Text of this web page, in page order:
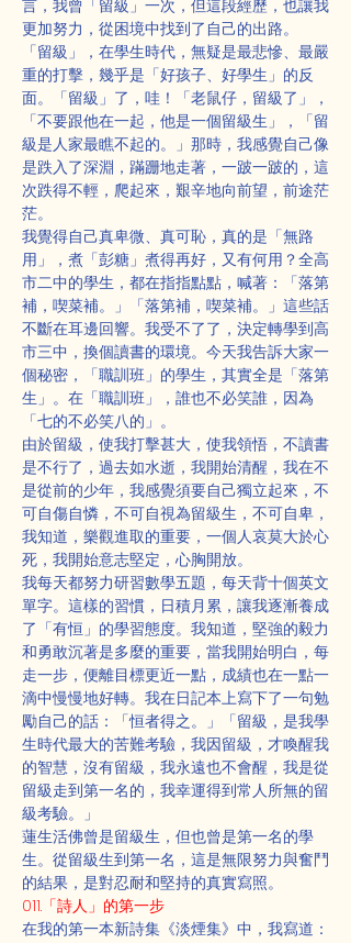
言，我曾「留級」一次，但這段經歷，也讓我
更加努力，從困境中找到了自己的出路。
「留級」，在學生時代，無疑是最悲慘、最嚴
重的打擊，幾乎是「好孩子、好學生」的反
面。「留級」了，哇！「老鼠仔，留級了」，
「不要跟他在一起，他是一個留級生」，「留
級是人家最瞧不起的。」那時，我感覺自己像
是跌入了深淵，蹣跚地走著，一跛一跛的，這
次跌得不輕，爬起來，艱辛地向前望，前途茫
茫。
我覺得自己真卑微、真可恥，真的是「無路
用」，煮「彭糖」煮得再好，又有何用？全高
市二中的學生，都在指指點點，喊著：「落第
補，喫菜補。」「落第補，喫菜補。」這些話
不斷在耳邊回響。我受不了了，決定轉學到高
市三中，換個讀書的環境。今天我告訴大家一
個秘密，「職訓班」的學生，其實全是「落第
生」。在「職訓班」，誰也不必笑誰，因為
「七的不必笑八的」。
由於留級，使我打擊甚大，使我領悟，不讀書
是不行了，過去如水逝，我開始清醒，我在不
是從前的少年，我感覺須要自己獨立起來，不
可自傷自憐，不可自視為留級生，不可自卑，
我知道，樂觀進取的重要，一個人哀莫大於心
死，我開始意志堅定，心胸開放。
我每天都努力研習數學五題，每天背十個英文
單字。這樣的習慣，日積月累，讓我逐漸養成
了「有恒」的學習態度。我知道，堅強的毅力
和勇敢沉著是多麼的重要，當我開始明白，每
走一步，便離目標更近一點，成績也在一點一
滴中慢慢地好轉。我在日記本上寫下了一句勉
勵自己的話：「恒者得之。」「留級，是我學
生時代最大的苦難考驗，我因留級，才喚醒我
的智慧，沒有留級，我永遠也不會醒，我是從
留級走到第一名的，我幸運得到常人所無的留
級考驗。」
蓮生活佛曾是留級生，但也曾是第一名的學
生。從留級生到第一名，這是無限努力與奮鬥
的結果，是對忍耐和堅持的真實寫照。
011.「詩人」的第一步
在我的第一本新詩集《淡煙集》中，我寫道：